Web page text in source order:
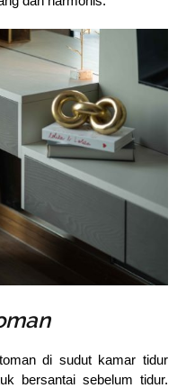
di sudut kamar tidur
bersantai sebelum tidur.